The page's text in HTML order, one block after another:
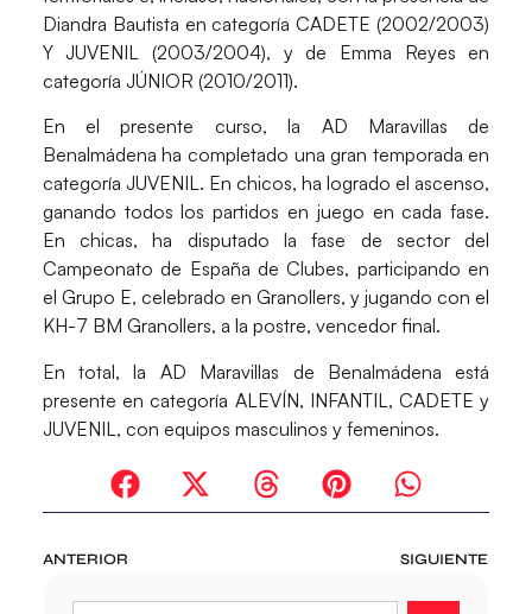
Diandra Bautista en categoría CADETE (2002/2003)
Y JUVENIL (2003/2004), y de Emma Reyes en
categoría JÚNIOR (2010/2011).
En el presente curso, la AD Maravillas de
Benalmádena ha completado una gran temporada en
categoría JUVENIL. En chicos, ha logrado el ascenso,
ganando todos los partidos en juego en cada fase.
En chicas, ha disputado la fase de sector del
Campeonato de España de Clubes, participando en
el Grupo E, celebrado en Granollers, y jugando con el
KH-7 BM Granollers, a la postre, vencedor final.
En total, la AD Maravillas de Benalmádena está
presente en categoría ALEVÍN, INFANTIL, CADETE y
JUVENIL, con equipos masculinos y femeninos.
ANTERIOR SIGUIENTE